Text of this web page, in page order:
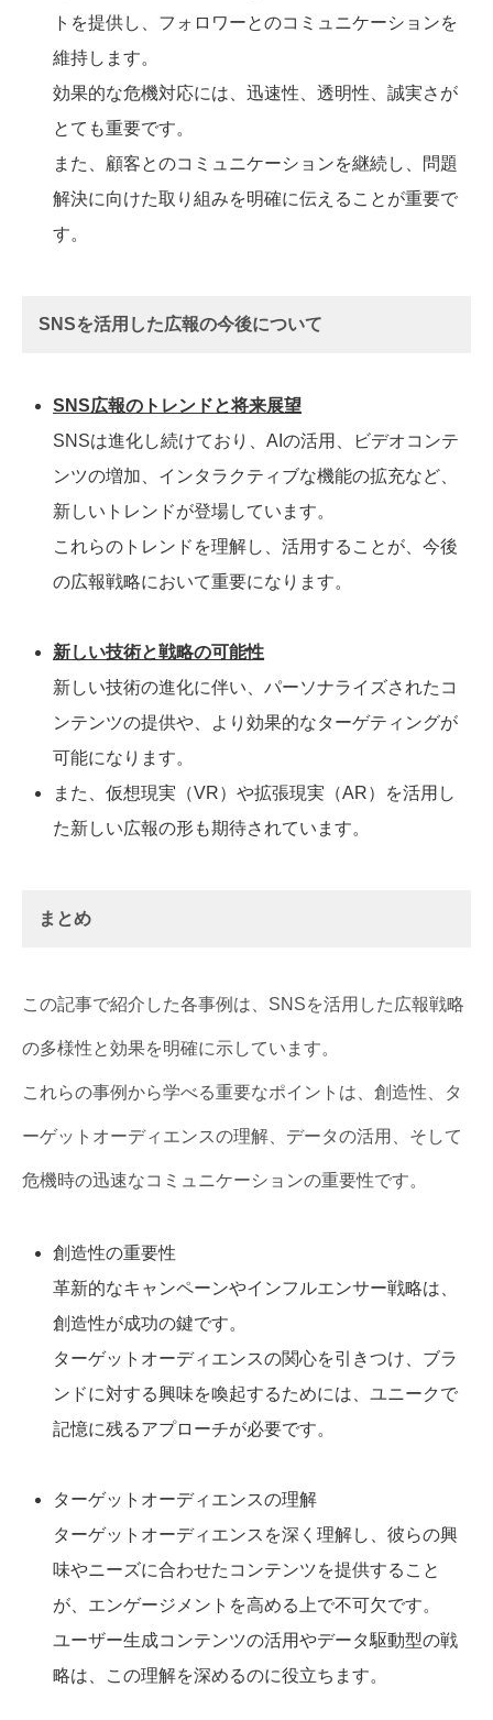
トを提供し、フォロワーとのコミュニケーションを
維持します。
効果的な危機対応には、迅速性、透明性、誠実さが
とても重要です。
また、顧客とのコミュニケーションを継続し、問題
解決に向けた取り組みを明確に伝えることが重要で
す。
SNSを活用した広報の今後について
SNS広報のトレンドと将来展望
SNSは進化し続けており、AIの活用、ビデオコンテ
ンツの増加、インタラクティブな機能の拡充など、
新しいトレンドが登場しています。
これらのトレンドを理解し、活用することが、今後
の広報戦略において重要になります。
新しい技術と戦略の可能性
新しい技術の進化に伴い、パーソナライズされたコ
ンテンツの提供や、より効果的なターゲティングが
可能になります。
また、仮想現実（VR）や拡張現実（AR）を活用し
た新しい広報の形も期待されています。
まとめ
この記事で紹介した各事例は、SNSを活用した広報戦略
の多様性と効果を明確に示しています。
これらの事例から学べる重要なポイントは、創造性、タ
ーゲットオーディエンスの理解、データの活用、そして
危機時の迅速なコミュニケーションの重要性です。
創造性の重要性
革新的なキャンペーンやインフルエンサー戦略は、
創造性が成功の鍵です。
ターゲットオーディエンスの関心を引きつけ、ブラ
ンドに対する興味を喚起するためには、ユニークで
記憶に残るアプローチが必要です。
ターゲットオーディエンスの理解
ターゲットオーディエンスを深く理解し、彼らの興
味やニーズに合わせたコンテンツを提供すること
が、エンゲージメントを高める上で不可欠です。
ユーザー生成コンテンツの活用やデータ駆動型の戦
略は、この理解を深めるのに役立ちます。